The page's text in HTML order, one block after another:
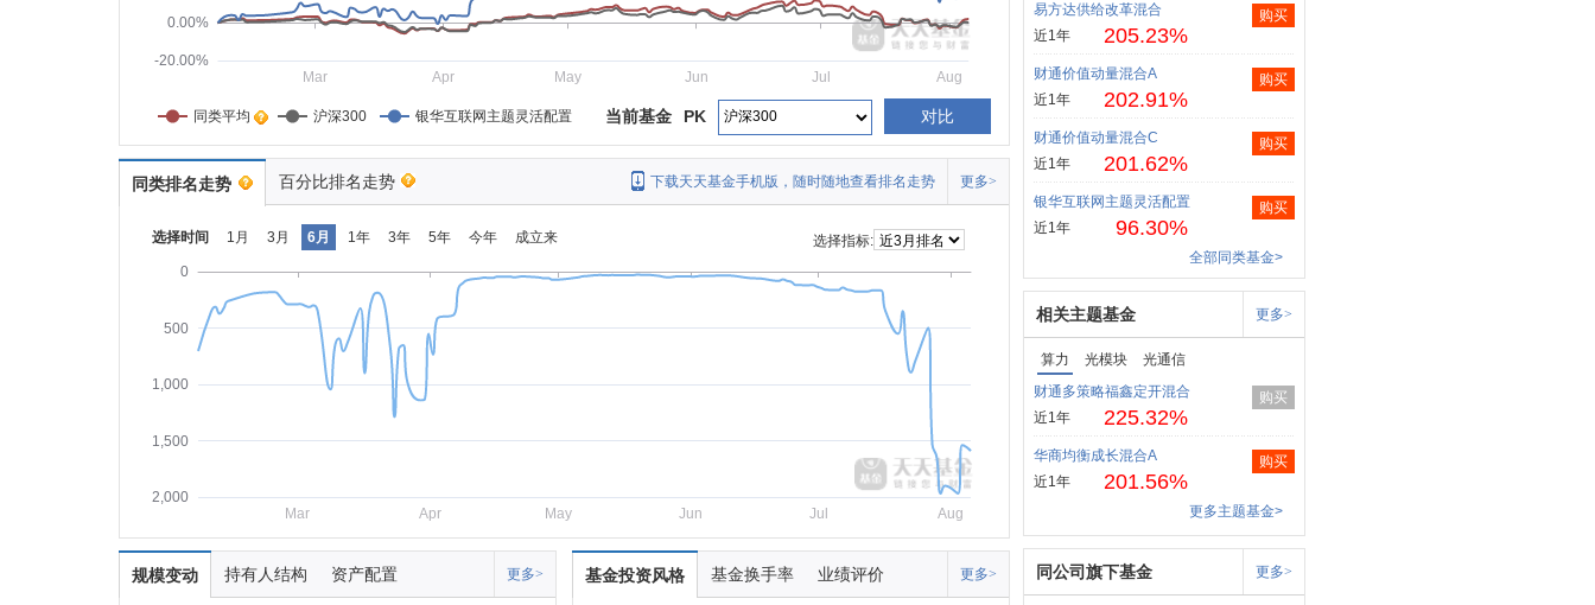
-20.00%
0.00%
Mar Apr May Jun Jul Aug
同类平均 沪深300 银华互联网主题灵活配置 对比
PK
当前基金
同类排名走势 百分比排名走势 更多>
下载天天基金手机版，随时随地查看排名走势
选择时间 1月 3月 6月 1年 3年 5年 今年 成立来
选择指标:
0
500
1,000
1,500
2,000
Mar
Apr May Jun Jul Aug
规模变动 持有人结构 资产配置 更多> 基金投资风格 基金换手率 业绩评价 更多>
易方达供给改革混合
近1年
205.23%
购买
财通价值动量混合A
近1年
202.91%
购买
财通价值动量混合C
近1年
201.62%
购买
银华互联网主题灵活配置
近1年
96.30%
购买
全部同类基金>
相关主题基金 更多>
算力 光模块
光通信
财通多策略福鑫定开混合
近1年
225.32%
购买
华商均衡成长混合A
近1年
201.56%
购买
更多主题基金>
同公司旗下基金 更多>